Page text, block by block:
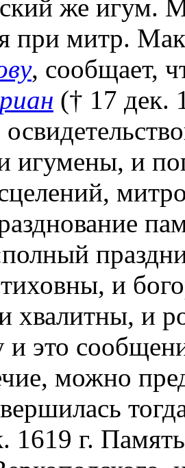
же игум.
при митр.
, сообщает,
(† 17 дек.
игумены, и
и
хвалитны, и
и это
можно
1619 г.